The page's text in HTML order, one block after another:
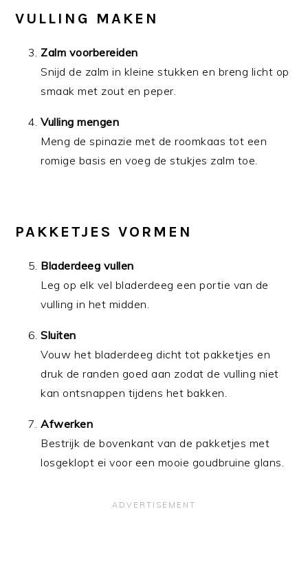
VULLING MAKEN
Zalm voorbereiden
Snijd de zalm in kleine stukken en breng licht op
smaak met zout en peper.
Vulling mengen
Meng de spinazie met de roomkaas tot een
romige basis en voeg de stukjes zalm toe.
PAKKETJES VORMEN
Bladerdeeg vullen
Leg op elk vel bladerdeeg een portie van de
vulling in het midden.
Sluiten
Vouw het bladerdeeg dicht tot pakketjes en
druk de randen goed aan zodat de vulling niet
kan ontsnappen tijdens het bakken.
Afwerken
Bestrijk de bovenkant van de pakketjes met
losgeklopt ei voor een mooie goudbruine glans.